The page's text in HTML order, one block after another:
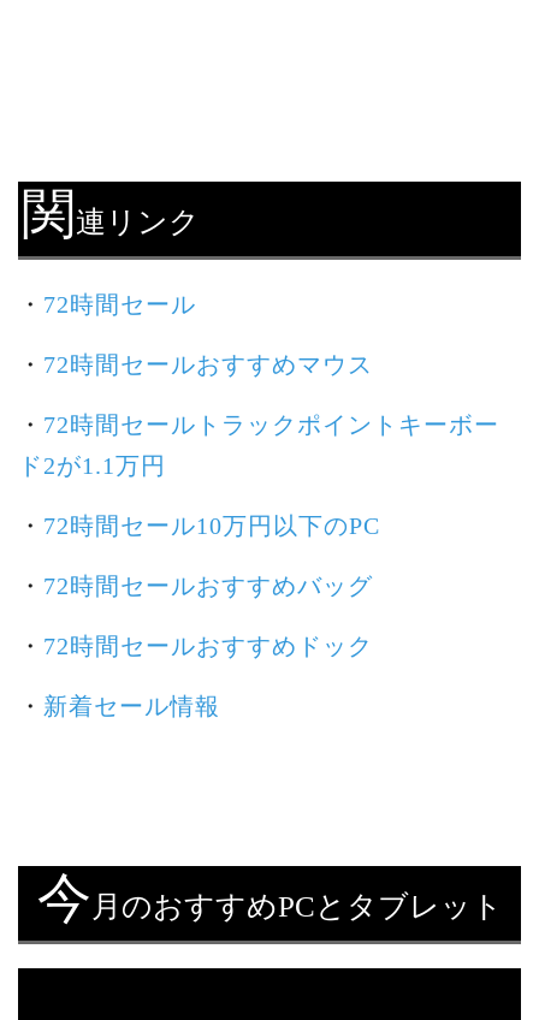
関連リンク
・ 72時間セール
・ 72時間セールおすすめマウス
・ 72時間セールトラックポイントキーボー
ド2が1.1万円
・ 72時間セール10万円以下のPC
・ 72時間セールおすすめバッグ
・ 72時間セールおすすめドック
・ 新着セール情報
今 月のおすすめPCとタブレット